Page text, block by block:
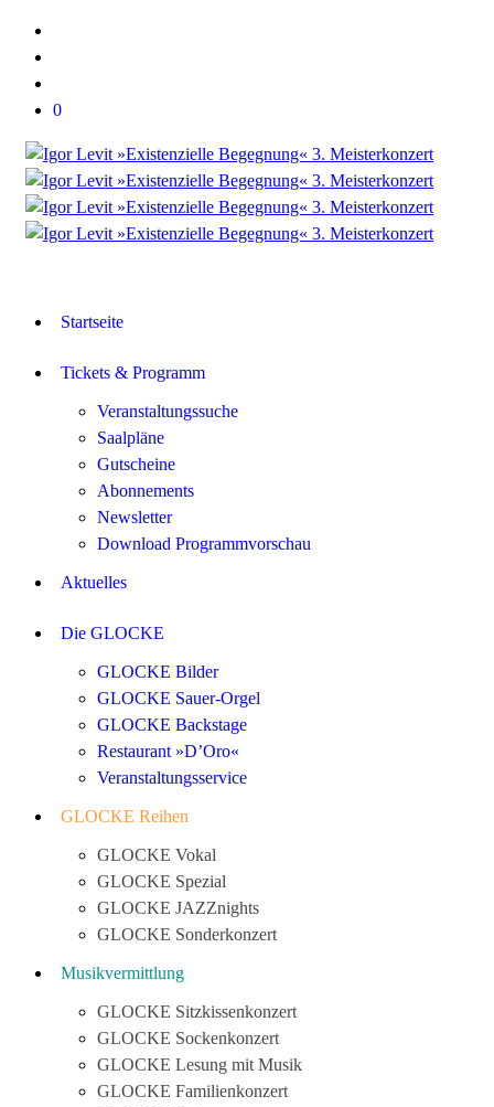
0
Startseite
Tickets & Programm
Veranstaltungssuche
Saalpläne
Gutscheine
Abonnements
Newsletter
Download Programmvorschau
Aktuelles
Die GLOCKE
GLOCKE Bilder
GLOCKE Sauer-Orgel
GLOCKE Backstage
Restaurant »D’Oro«
Veranstaltungsservice
GLOCKE Reihen
GLOCKE Vokal
GLOCKE Spezial
GLOCKE JAZZnights
GLOCKE Sonderkonzert
Musikvermittlung
GLOCKE Sitzkissenkonzert
GLOCKE Sockenkonzert
GLOCKE Lesung mit Musik
GLOCKE Familienkonzert